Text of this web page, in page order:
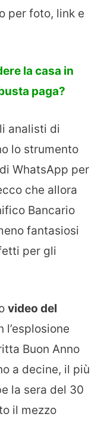
per foto, link e
la casa in
paga?
analisti di
lo strumento
WhatsApp per
che allora
Bancario
fantasiosi
per gli
video del
l’esplosione
Buon Anno
a decine, il più
la sera del 30
il mezzo